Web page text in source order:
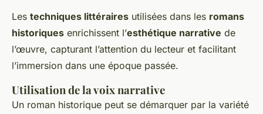
Les techniques littéraires utilisées dans les romans
historiques enrichissent l’esthétique narrative de
l’œuvre, capturant l’attention du lecteur et facilitant
l’immersion dans une époque passée.
Utilisation de la voix narrative
Un roman historique peut se démarquer par la variété